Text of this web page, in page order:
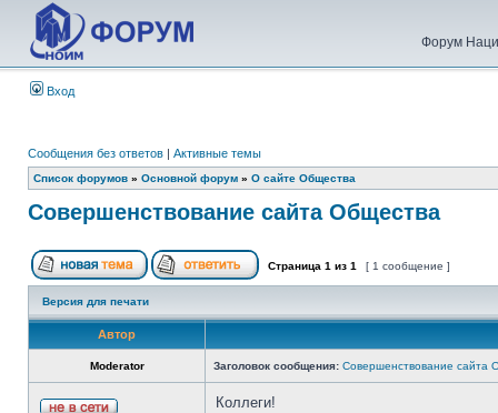
Форум
Вход
Сообщения без ответов | Активные темы
Список форумов » Основной форум » О сайте Общества
Совершенствование сайта Общества
Страница 1 из 1 [ 1 сообщение ]
Версия для печати
Автор
Moderator Заголовок сообщения: Совершенствование сайта
Коллеги!